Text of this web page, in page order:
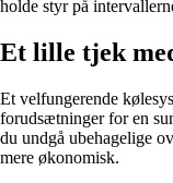
holde styr på
Et lille tjek
Et velfungerende
forudsætninger for en
du undgå ubehagelige
mere økonomisk.